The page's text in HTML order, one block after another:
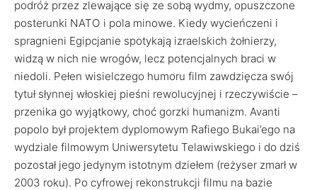
podróż przez zlewające się ze sobą wydmy, opuszczone
posterunki NATO i pola minowe. Kiedy wycieńczeni i
spragnieni Egipcjanie spotykają izraelskich żołnierzy,
widzą w nich nie wrogów, lecz potencjalnych braci w
niedoli. Pełen wisielczego humoru film zawdzięcza swój
tytuł słynnej włoskiej pieśni rewolucyjnej i rzeczywiście –
przenika go wyjątkowy, choć gorzki humanizm. Avanti
popolo był projektem dyplomowym Rafiego Bukai’ego na
wydziale filmowym Uniwersytetu Telawiwskiego i do dziś
pozostał jego jedynym istotnym dziełem (reżyser zmarł w
2003 roku). Po cyfrowej rekonstrukcji filmu na bazie